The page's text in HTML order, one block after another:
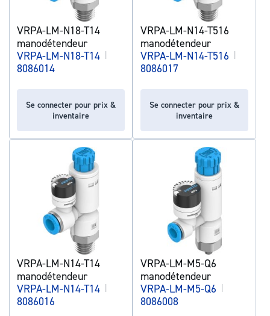
VRPA-LM-N18-T14
manodétendeur
VRPA-LM-N18-T14 |
8086014
Se connecter pour prix &
inventaire
VRPA-LM-N14-T516
manodétendeur
VRPA-LM-N14-T516 |
8086017
Se connecter pour prix &
inventaire
VRPA-LM-N14-T14
manodétendeur
VRPA-LM-N14-T14 |
8086016
VRPA-LM-M5-Q6
manodétendeur
VRPA-LM-M5-Q6 |
8086008